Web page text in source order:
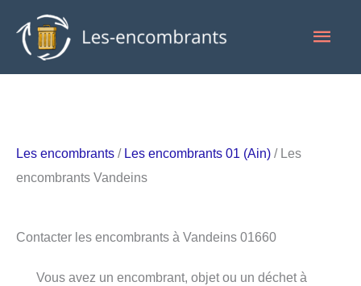
contenu
Les encombrants / Les encombrants 01 (Ain) / Les
encombrants Vandeins
Contacter les encombrants à Vandeins 01660
Vous avez un encombrant, objet ou un déchet à